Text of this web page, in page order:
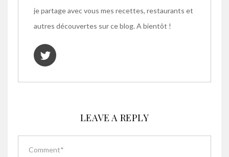
je partage avec vous mes recettes, restaurants et
autres découvertes sur ce blog. A bientôt !
LEAVE A REPLY